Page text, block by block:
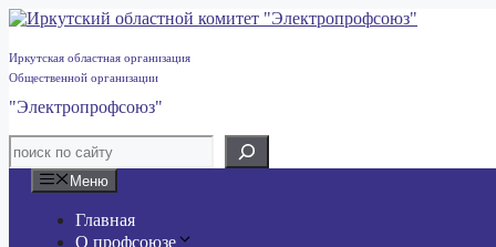
Перейти
содержимому
Иркутская областная организация
Общественной организации
"Электропрофсоюз"
Меню
Главная
О профсоюзе